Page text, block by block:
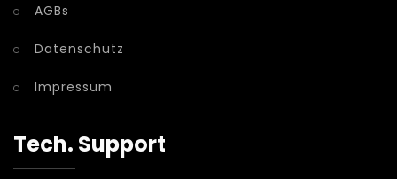
AGBs
Datenschutz
Impressum
Tech. Support